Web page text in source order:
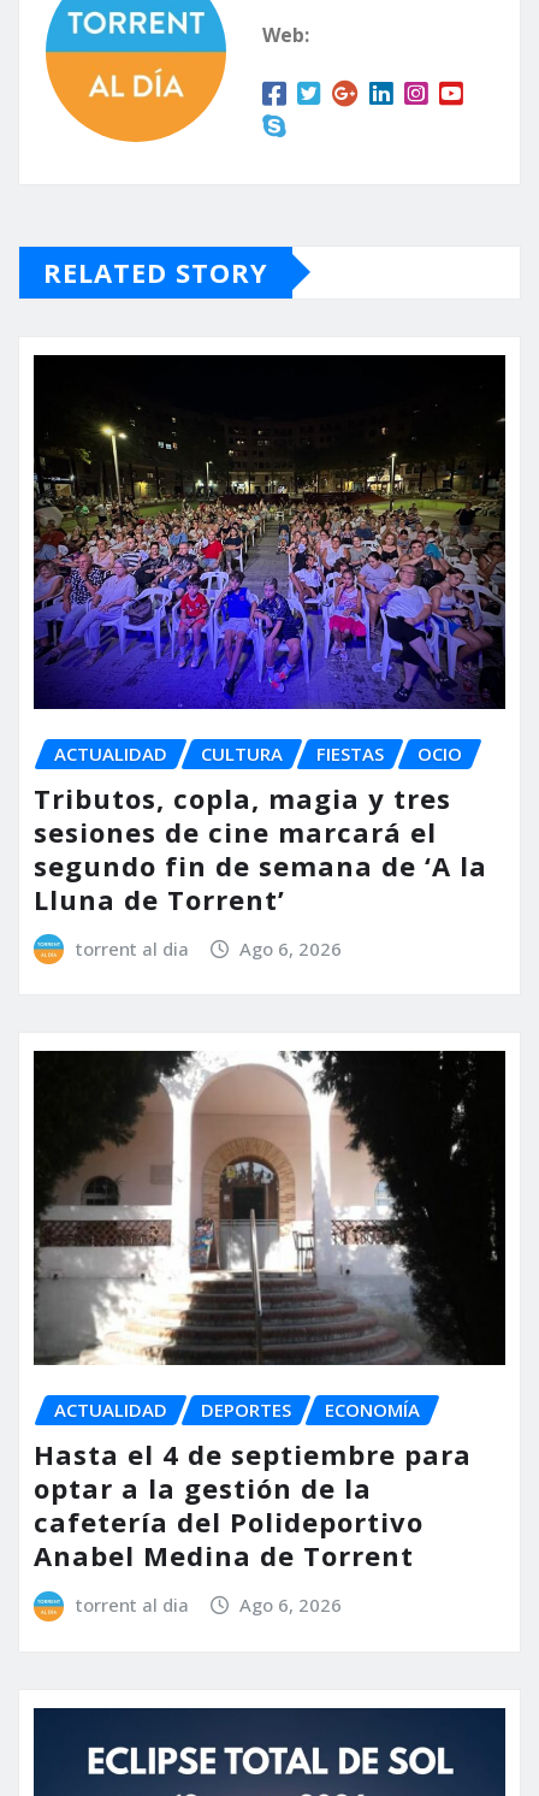
Web:
RELATED STORY
ACTUALIDAD CULTURA FIESTAS OCIO
Tributos, copla, magia y tres
sesiones de cine marcará el
segundo fin de semana de ‘A la
Lluna de Torrent’
torrent al dia Ago 6, 2026
ACTUALIDAD DEPORTES ECONOMÍA
Hasta el 4 de septiembre para
optar a la gestión de la
cafetería del Polideportivo
Anabel Medina de Torrent
torrent al dia Ago 6, 2026